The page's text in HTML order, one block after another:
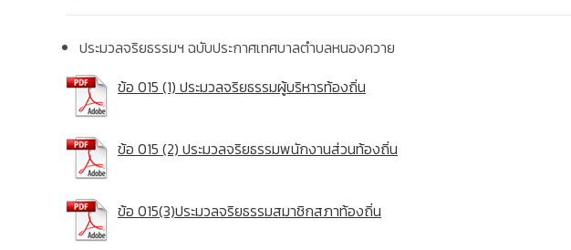
ประมวลจริยธรรมฯ ฉบับประกาศเทศบาลตำบลหนองควาย
ข้อ 015 (1) ประมวลจริยธรรมผู้บริหารท้องถิ่น
ข้อ 015 (2) ประมวลจริยธรรมพนักงานส่วนท้องถิ่น
ข้อ 015(3)ประมวลจริยธรรมสมาชิกสภาท้องถิ่น